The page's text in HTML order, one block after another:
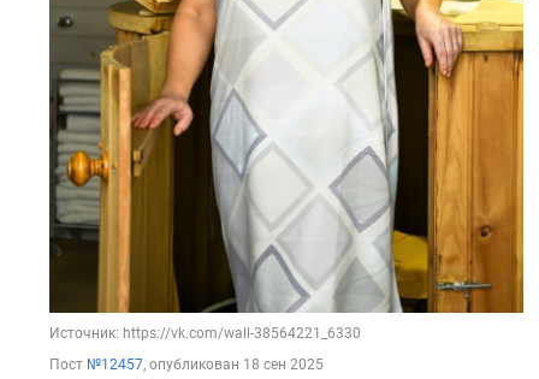
Источник: https://vk.com/wall-38564221_6330
Пост №12457, опубликован 18 сен 2025